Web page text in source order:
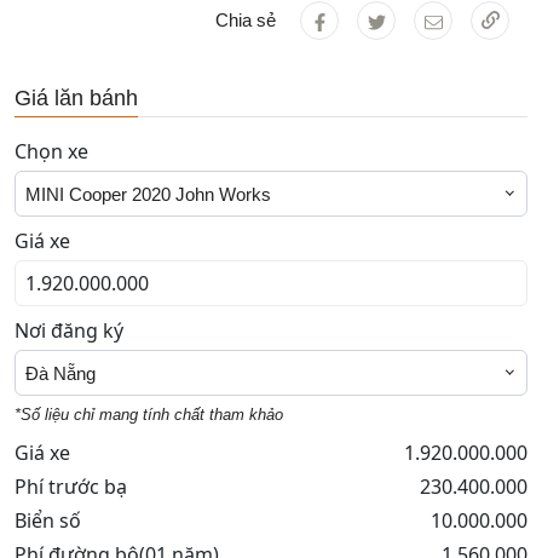
Chia sẻ
Giá lăn bánh
Chọn xe
MINI Cooper 2020 John Works
Giá xe
Nơi đăng ký
Đà Nẵng
*Số liệu chỉ mang tính chất tham khảo
Giá xe
1.920.000.000
Phí trước bạ
230.400.000
Biển số
10.000.000